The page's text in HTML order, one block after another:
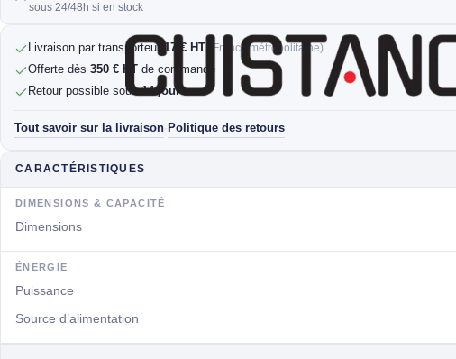
sous 24/48h si en stock
Livraison par transporteur 17 € HT (France métropolitaine)
Offerte dès 350 € HT de commande
Retour possible sous14 jours
Tout savoir sur la livraison· Politique des retours
CARACTÉRISTIQUES
DIMENSIONS & CAPACITÉ
Dimensions
ÉNERGIE
Puissance
Source d’alimentation